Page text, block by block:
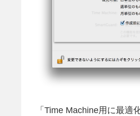
「Time Machine用に最